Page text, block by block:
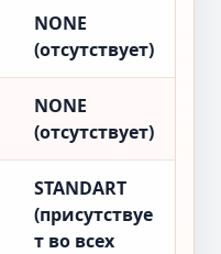
NONE
(отсутствует)
NONE
(отсутствует)
STANDART
(присутствуе
т во всех